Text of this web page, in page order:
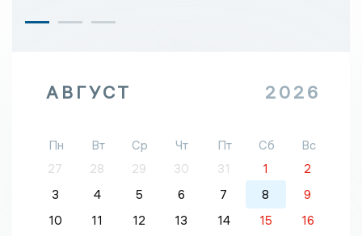
АВГУСТ 2026
Пн Вт Ср Чт Пт Сб
Вс
27
28 29 30 31 1
2
3
4 5 6 7 8
9
10
11 12 13 14 15
16